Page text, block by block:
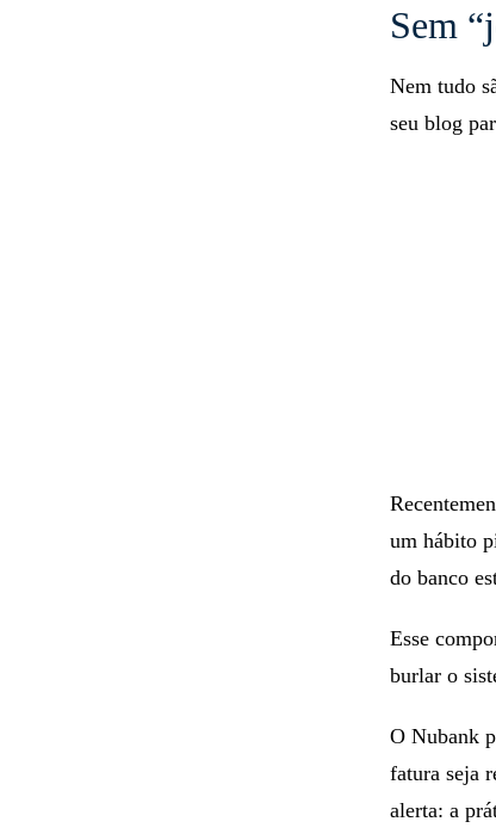
Sem
Nem tudo
seu blog
um hábito
do banco
Esse
burlar o
O Nubank
fatura seja
alerta: a